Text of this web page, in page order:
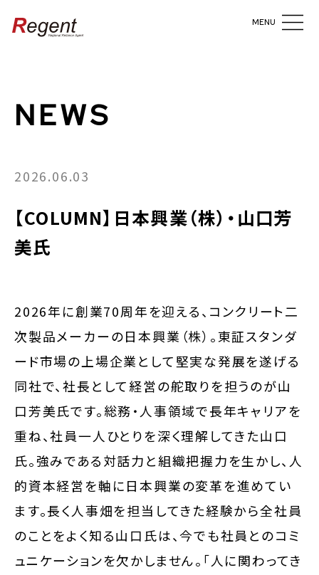
MENU
NEWS
2026.06.03
【COLUMN】日本興業（株）・山口芳
美氏
2026年に創業70周年を迎える、コンクリート二
次製品メーカーの日本興業（株）。東証スタンダ
ード市場の上場企業として堅実な発展を遂げる
同社で、社長として経営の舵取りを担うのが山
口芳美氏です。総務・人事領域で長年キャリアを
重ね、社員一人ひとりを深く理解してきた山口
氏。強みである対話力と組織把握力を生かし、人
的資本経営を軸に日本興業の変革を進めてい
ます。長く人事畑を担当してきた経験から全社員
のことをよく知る山口氏は、今でも社員とのコミ
ュニケーションを欠かしません。「人に関わってき